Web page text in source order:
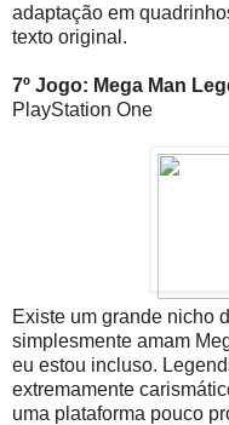
adaptação em
texto original.
7º Jogo: Mega Man
PlayStation One
Existe um grande nicho
simplesmente amam
eu estou incluso.
extremamente
uma plataforma pouco